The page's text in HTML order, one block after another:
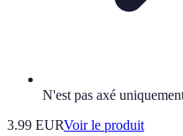
N'est pas axé
3.99 EURVoir le produit